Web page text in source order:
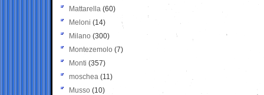
Mattarella (60)
Meloni (14)
Milano (300)
Montezemolo (7)
Monti (357)
moschea (11)
Musso (10)